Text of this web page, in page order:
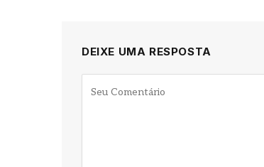
DEIXE UMA RESPOSTA